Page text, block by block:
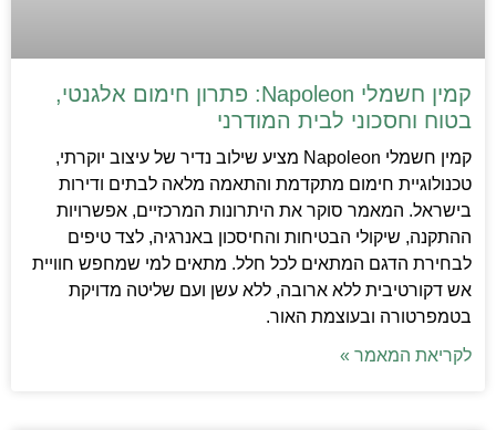
קמין חשמלי Napoleon: פתרון חימום אלגנטי,
בטוח וחסכוני לבית המודרני
קמין חשמלי Napoleon מציע שילוב נדיר של עיצוב יוקרתי,
טכנולוגיית חימום מתקדמת והתאמה מלאה לבתים ודירות
בישראל. המאמר סוקר את היתרונות המרכזיים, אפשרויות
ההתקנה, שיקולי הבטיחות והחיסכון באנרגיה, לצד טיפים
לבחירת הדגם המתאים לכל חלל. מתאים למי שמחפש חוויית
אש דקורטיבית ללא ארובה, ללא עשן ועם שליטה מדויקת
בטמפרטורה ובעוצמת האור.
לקריאת המאמר »